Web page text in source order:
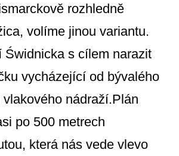
rozhledně
volíme jinou variantu.
Świdnicka s cílem narazit
vycházející od bývalého
nádraží.Plán
po 500 metrech
která nás vede vlevo